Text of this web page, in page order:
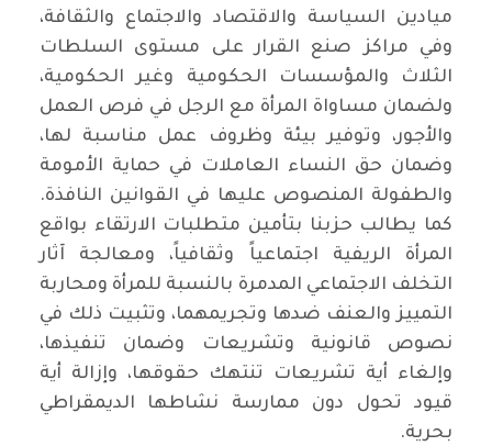
ميادين السياسة والاقتصاد والاجتماع والثقافة،
وفي مراكز صنع القرار على مستوى السلطات
الثلاث والمؤسسات الحكومية وغير الحكومية،
ولضمان مساواة المرأة مع الرجل في فرص العمل
والأجور، وتوفير بيئة وظروف عمل مناسبة لها،
وضمان حق النساء العاملات في حماية الأمومة
والطفولة المنصوص عليها في القوانين النافذة.
كما يطالب حزبنا بتأمين متطلبات الارتقاء بواقع
المرأة الريفية اجتماعياً وثقافياً، ومعالجة آثار
التخلف الاجتماعي المدمرة بالنسبة للمرأة ومحاربة
التمييز والعنف ضدها وتجريمهما، وتثبيت ذلك في
نصوص قانونية وتشريعات وضمان تنفيذها،
وإلغاء أية تشريعات تنتهك حقوقها، وإزالة أية
قيود تحول دون ممارسة نشاطها الديمقراطي
بحرية.